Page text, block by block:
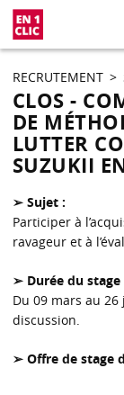
RECRUTEMENT >
CLOS -
DE
LUTTER
SUZUKII
➢ Sujet :
Participer à
ravageur et à
➢ Durée du stage
Du 09 mars au
discussion.
➢ Offre de stage